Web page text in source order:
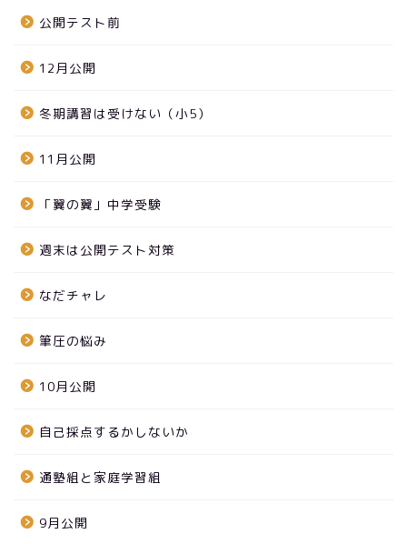
公開テスト前
12月公開
冬期講習は受けない（小5）
11月公開
「翼の翼」中学受験
週末は公開テスト対策
なだチャレ
筆圧の悩み
10月公開
自己採点するかしないか
通塾組と家庭学習組
9月公開